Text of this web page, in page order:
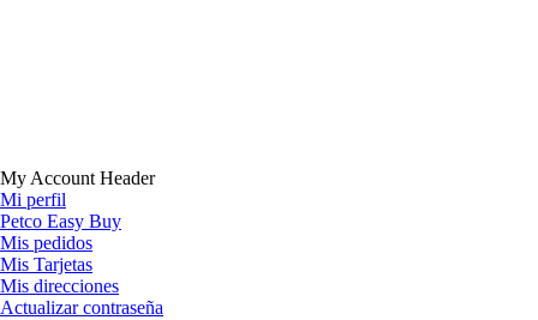
My Account Header
Mi perfil
Petco Easy Buy
Mis pedidos
Mis Tarjetas
Mis direcciones
Actualizar contraseña